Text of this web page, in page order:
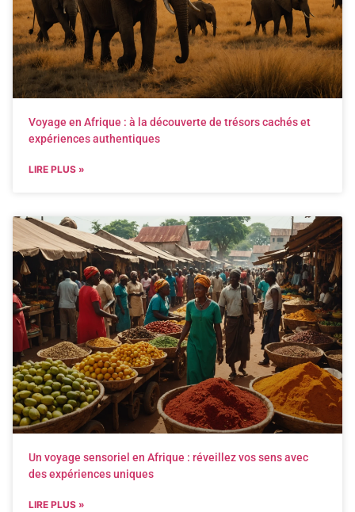
Voyage en Afrique : à la découverte de trésors cachés et
expériences authentiques
LIRE PLUS »
Un voyage sensoriel en Afrique : réveillez vos sens avec
des expériences uniques
LIRE PLUS »